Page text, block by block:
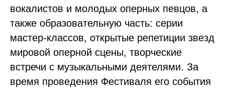
вокалистов и молодых оперных певцов, а
также образовательную часть: серии
мастер-классов, открытые репетиции звезд
мировой оперной сцены, творческие
встречи с музыкальными деятелями. За
время проведения Фестиваля его события